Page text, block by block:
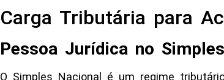
Carga Tributária para
Pessoa Jurídica no
O Simples Nacional é um regime